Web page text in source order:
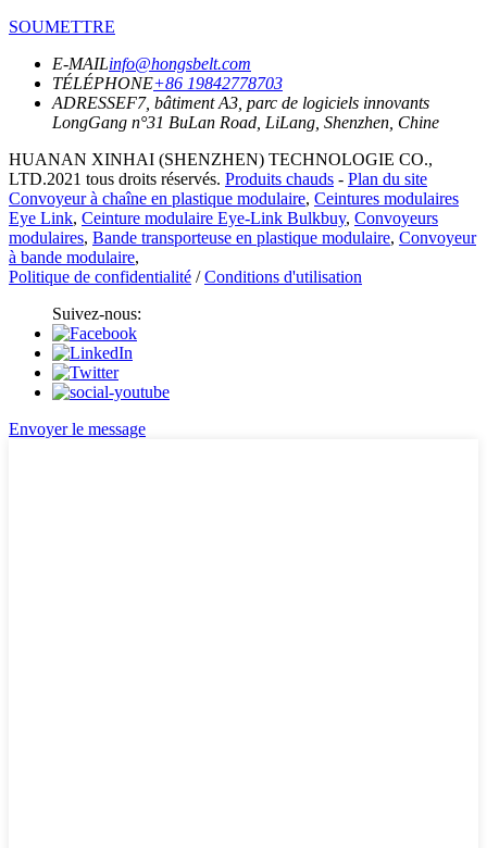
SOUMETTRE
E-MAILinfo@hongsbelt.com
TÉLÉPHONE+86 19842778703
ADRESSEF7, bâtiment A3, parc de logiciels innovants
LongGang n°31 BuLan Road, LiLang, Shenzhen, Chine
HUANAN XINHAI (SHENZHEN) TECHNOLOGIE CO.,
LTD.2021 tous droits réservés. Produits chauds - Plan du site
Convoyeur à chaîne en plastique modulaire, Ceintures modulaires
Eye Link, Ceinture modulaire Eye-Link Bulkbuy, Convoyeurs
modulaires, Bande transporteuse en plastique modulaire, Convoyeur
à bande modulaire,
Politique de confidentialité /Conditions d'utilisation
Suivez-nous:
Envoyer le message